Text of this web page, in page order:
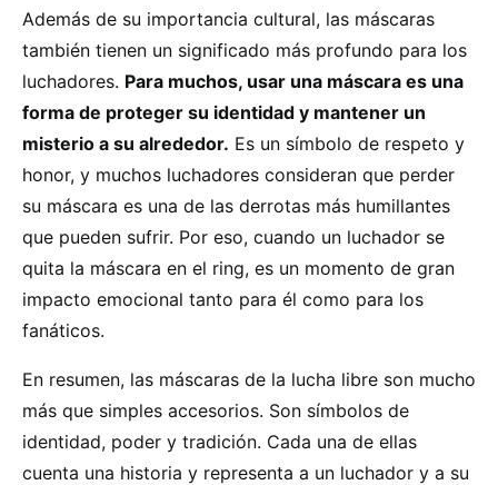
Además de su importancia cultural, las máscaras
también tienen un significado más profundo para los
luchadores. Para muchos, usar una máscara es una
forma de proteger su identidad y mantener un
misterio a su alrededor. Es un símbolo de respeto y
honor, y muchos luchadores consideran que perder
su máscara es una de las derrotas más humillantes
que pueden sufrir. Por eso, cuando un luchador se
quita la máscara en el ring, es un momento de gran
impacto emocional tanto para él como para los
fanáticos.
En resumen, las máscaras de la lucha libre son mucho
más que simples accesorios. Son símbolos de
identidad, poder y tradición. Cada una de ellas
cuenta una historia y representa a un luchador y a su